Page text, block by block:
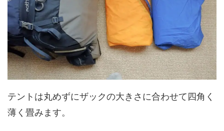
テントは丸めずにザックの大きさに合わせて四角く
薄く畳みます。